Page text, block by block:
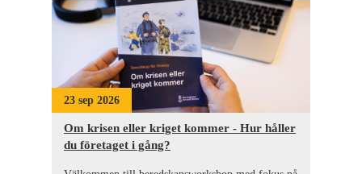
23 sep 2026
Om krisen eller kriget kommer - Hur håller
du företaget i gång?